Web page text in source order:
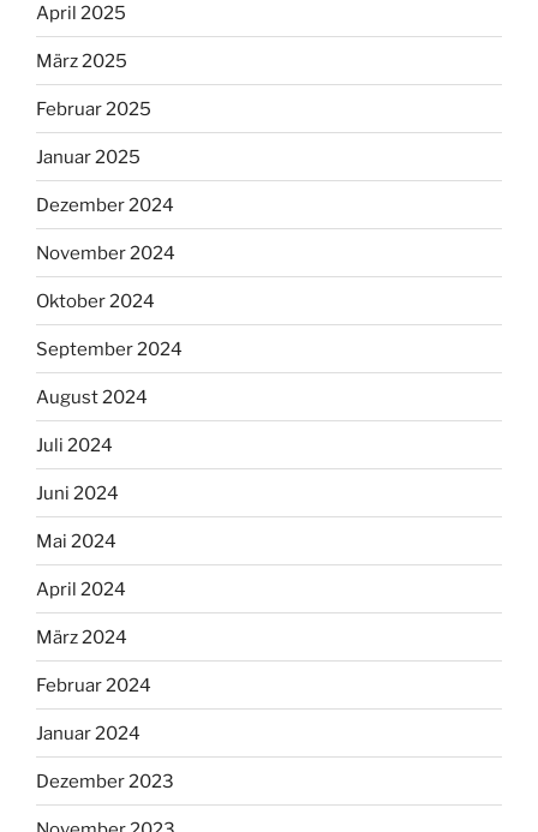
April 2025
März 2025
Februar 2025
Januar 2025
Dezember 2024
November 2024
Oktober 2024
September 2024
August 2024
Juli 2024
Juni 2024
Mai 2024
April 2024
März 2024
Februar 2024
Januar 2024
Dezember 2023